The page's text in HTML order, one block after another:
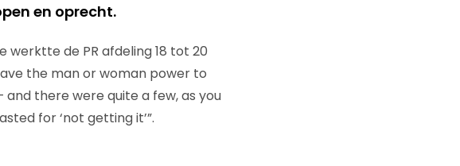
en oprecht.
de PR afdeling 18 tot 20
the man or woman power to
there were quite a few, as you
for ‘not getting it’”.